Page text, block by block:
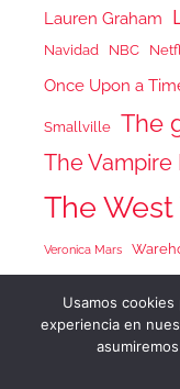
Lauren Graham
Navidad NBC
Once Upon a
Smallville The
The Vampire
The
Veronica Mars
Tema para
Usamos
experiencia en